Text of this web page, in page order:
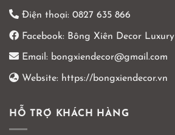
Điện thoại: 0827 635 866
Facebook: Bông Xiên Decor Luxury
Email: bongxiendecor@gmail.com
Website: https://bongxiendecor.vn
HỖ TRỢ KHÁCH HÀNG